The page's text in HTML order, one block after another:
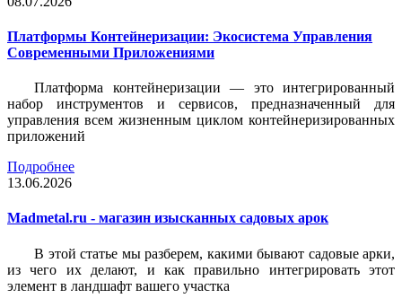
Платформы Контейнеризации: Экосистема Управления
Современными Приложениями
Платформа контейнеризации — это интегрированный
набор инструментов и сервисов, предназначенный для
управления всем жизненным циклом контейнеризированных
приложений
Подробнее
13.06.2026
Madmetal.ru - магазин изысканных садовых арок
В этой статье мы разберем, какими бывают садовые арки,
из чего их делают, и как правильно интегрировать этот
элемент в ландшафт вашего участка